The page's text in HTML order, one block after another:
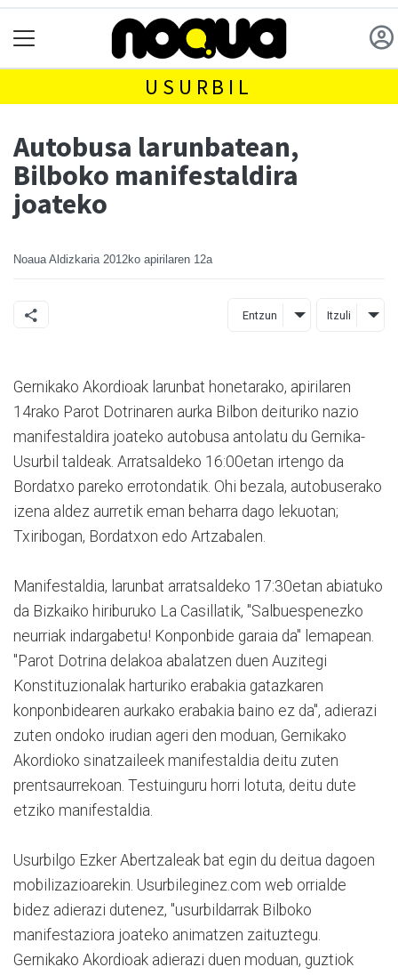
USURBIL
Autobusa larunbatean,
Bilboko manifestaldira
joateko
Noaua Aldizkaria 2012ko apirilaren 12a
Entzun Itzuli
Gernikako Akordioak larunbat honetarako, apirilaren
14rako Parot Dotrinaren aurka Bilbon deituriko nazio
manifestaldira joateko autobusa antolatu du Gernika-
Usurbil taldeak. Arratsaldeko 16:00etan irtengo da
Bordatxo pareko errotondatik. Ohi bezala, autobuserako
izena aldez aurretik eman beharra dago lekuotan;
Txiribogan, Bordatxon edo Artzabalen.
Manifestaldia, larunbat arratsaldeko 17:30etan abiatuko
da Bizkaiko hiriburuko La Casillatik, "Salbuespenezko
neurriak indargabetu! Konponbide garaia da" lemapean.
"Parot Dotrina delakoa abalatzen duen Auzitegi
Konstituzionalak harturiko erabakia gatazkaren
konponbidearen aurkako erabakia baino ez da", adierazi
zuten ondoko irudian ageri den moduan, Gernikako
Akordioko sinatzaileek manifestaldia deitu zuten
prentsaurrekoan. Testuinguru horri lotuta, deitu dute
etziko manifestaldia.
Usurbilgo Ezker Abertzaleak bat egin du deitua dagoen
mobilizazioarekin. Usurbileginez.com web orrialde
bidez adierazi dutenez, "usurbildarrak Bilboko
manifestaziora joateko animatzen zaituztegu.
Gernikako Akordioak adierazi duen moduan, guztiok